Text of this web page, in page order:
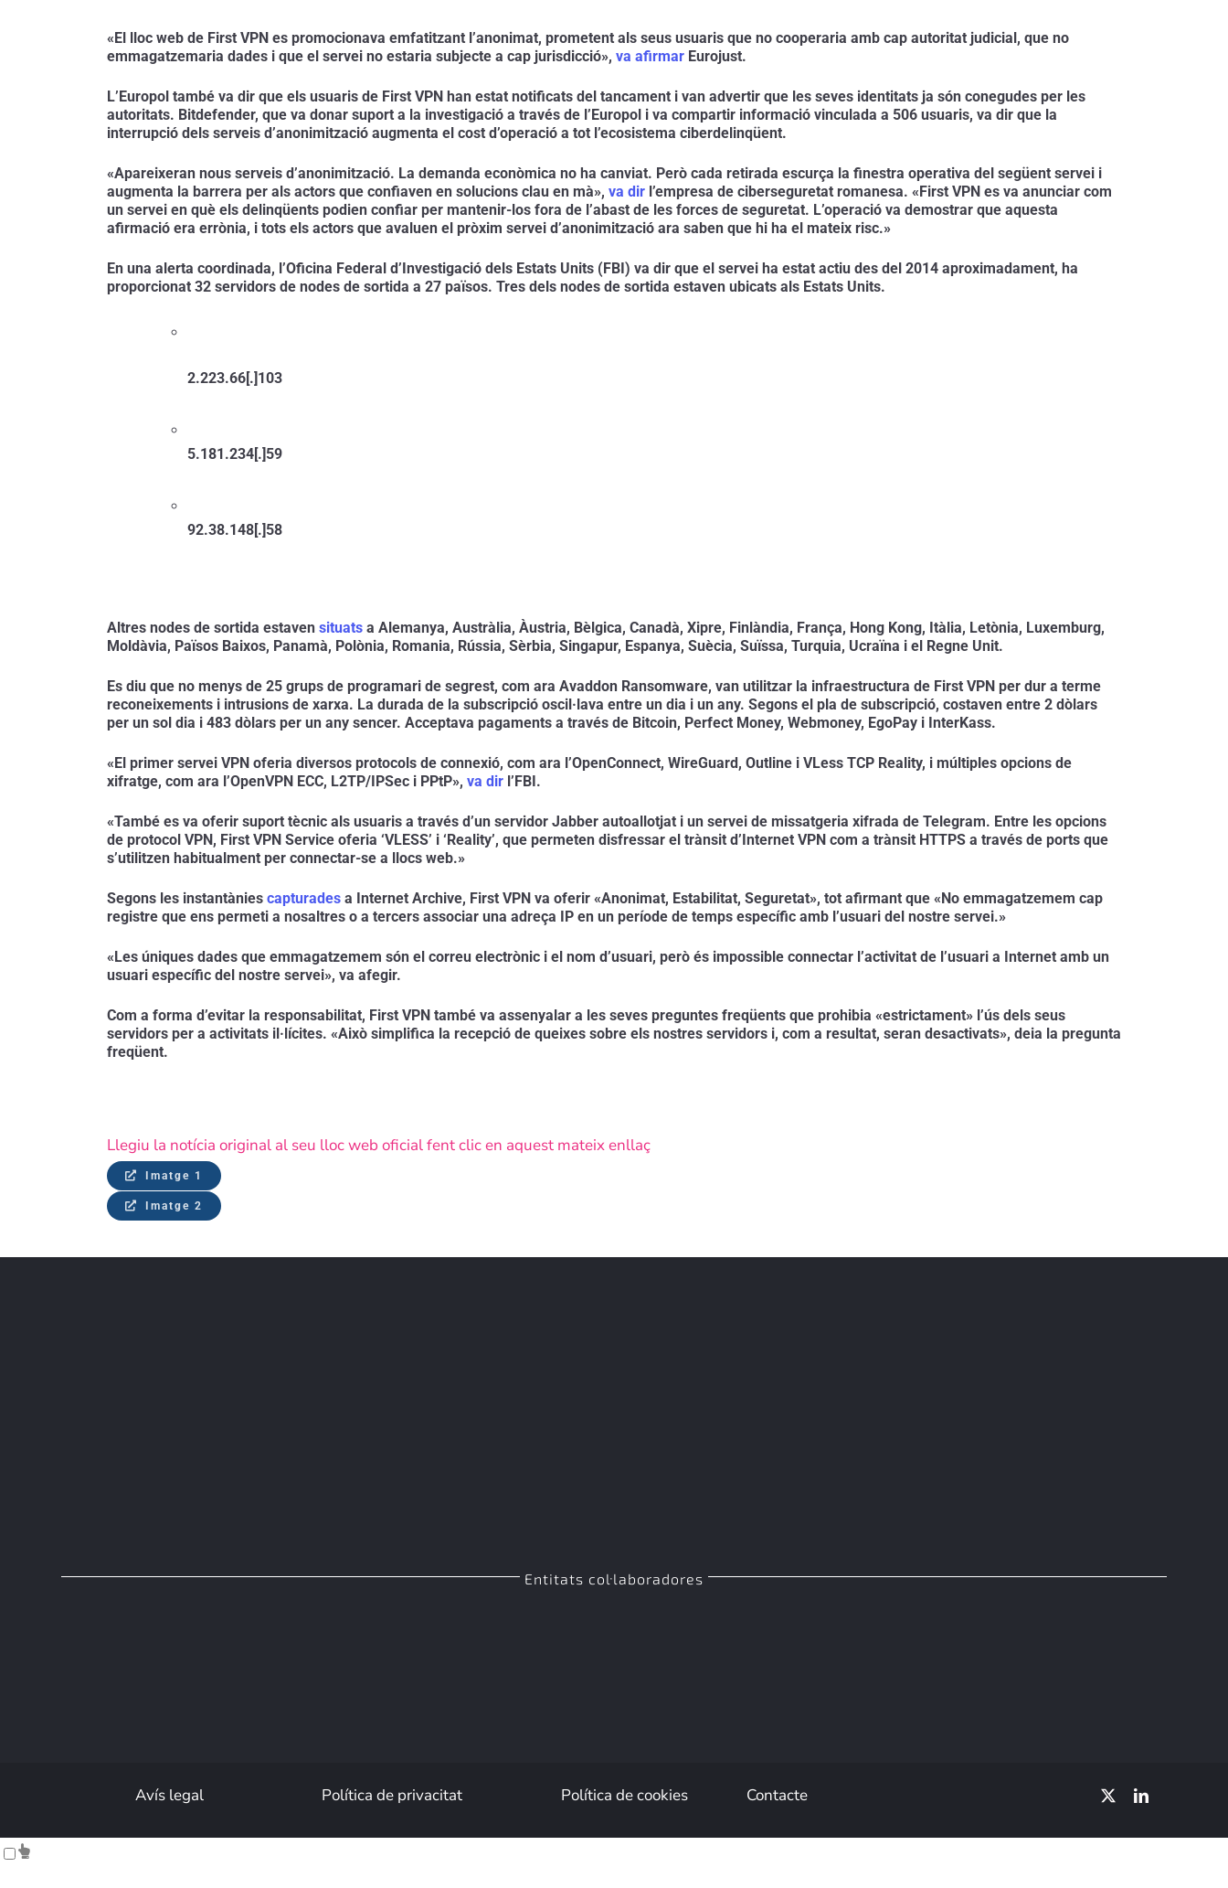
«El lloc web de First VPN es promocionava emfatitzant l’anonimat, prometent als seus usuaris que no cooperaria amb cap autoritat judicial, que no
emmagatzemaria dades i que el servei no estaria subjecte a cap jurisdicció», va afirmar Eurojust.
L’Europol també va dir que els usuaris de First VPN han estat notificats del tancament i van advertir que les seves identitats ja són conegudes per les
autoritats. Bitdefender, que va donar suport a la investigació a través de l’Europol i va compartir informació vinculada a 506 usuaris, va dir que la
interrupció dels serveis d’anonimització augmenta el cost d’operació a tot l’ecosistema ciberdelinqüent.
«Apareixeran nous serveis d’anonimització. La demanda econòmica no ha canviat. Però cada retirada escurça la finestra operativa del següent servei i
augmenta la barrera per als actors que confiaven en solucions clau en mà», va dir l’empresa de ciberseguretat romanesa. «First VPN es va anunciar com
un servei en què els delinqüents podien confiar per mantenir-los fora de l’abast de les forces de seguretat. L’operació va demostrar que aquesta
afirmació era errònia, i tots els actors que avaluen el pròxim servei d’anonimització ara saben que hi ha el mateix risc.»
En una alerta coordinada, l’Oficina Federal d’Investigació dels Estats Units (FBI) va dir que el servei ha estat actiu des del 2014 aproximadament, ha
proporcionat 32 servidors de nodes de sortida a 27 països. Tres dels nodes de sortida estaven ubicats als Estats Units.
2.223.66[.]103
5.181.234[.]59
92.38.148[.]58
Altres nodes de sortida estaven situats a Alemanya, Austràlia, Àustria, Bèlgica, Canadà, Xipre, Finlàndia, França, Hong Kong, Itàlia, Letònia, Luxemburg,
Moldàvia, Països Baixos, Panamà, Polònia, Romania, Rússia, Sèrbia, Singapur, Espanya, Suècia, Suïssa, Turquia, Ucraïna i el Regne Unit.
Es diu que no menys de 25 grups de programari de segrest, com ara Avaddon Ransomware, van utilitzar la infraestructura de First VPN per dur a terme
reconeixements i intrusions de xarxa. La durada de la subscripció oscil·lava entre un dia i un any. Segons el pla de subscripció, costaven entre 2 dòlars
per un sol dia i 483 dòlars per un any sencer. Acceptava pagaments a través de Bitcoin, Perfect Money, Webmoney, EgoPay i InterKass.
«El primer servei VPN oferia diversos protocols de connexió, com ara l’OpenConnect, WireGuard, Outline i VLess TCP Reality, i múltiples opcions de
xifratge, com ara l’OpenVPN ECC, L2TP/IPSec i PPtP», va dir l’FBI.
«També es va oferir suport tècnic als usuaris a través d’un servidor Jabber autoallotjat i un servei de missatgeria xifrada de Telegram. Entre les opcions
de protocol VPN, First VPN Service oferia ‘VLESS’ i ‘Reality’, que permeten disfressar el trànsit d’Internet VPN com a trànsit HTTPS a través de ports que
s’utilitzen habitualment per connectar-se a llocs web.»
Segons les instantànies capturades a Internet Archive, First VPN va oferir «Anonimat, Estabilitat, Seguretat», tot afirmant que «No emmagatzemem cap
registre que ens permeti a nosaltres o a tercers associar una adreça IP en un període de temps específic amb l’usuari del nostre servei.»
«Les úniques dades que emmagatzemem són el correu electrònic i el nom d’usuari, però és impossible connectar l’activitat de l’usuari a Internet amb un
usuari específic del nostre servei», va afegir.
Com a forma d’evitar la responsabilitat, First VPN també va assenyalar a les seves preguntes freqüents que prohibia «estrictament» l’ús dels seus
servidors per a activitats il·lícites. «Això simplifica la recepció de queixes sobre els nostres servidors i, com a resultat, seran desactivats», deia la pregunta
freqüent.
Llegiu la notícia original al seu lloc web oficial fent clic en aquest mateix enllaç
Imatge 1
Imatge 2
Entitats col·laboradores
Avís legal Política de privacitat Política de cookies Contacte